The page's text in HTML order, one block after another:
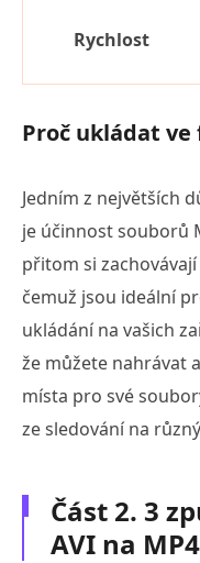
Rychlost
Proč ukládat ve
Jedním z největších
je účinnost souborů
přitom si
čemuž jsou ideální
ukládání na vašich
že můžete nahrávat
místa pro své
ze sledování na
Část 2. 3
AVI na MP4